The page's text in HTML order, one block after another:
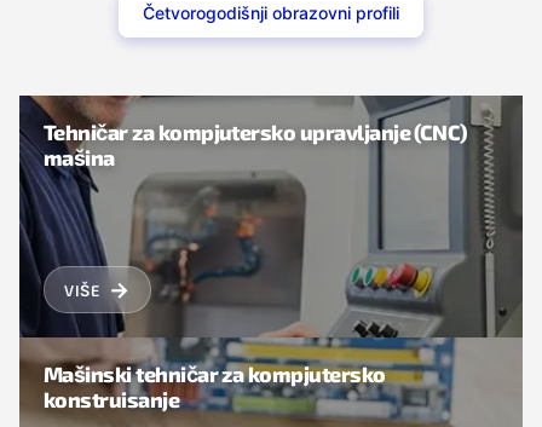
Četvorogodišnji obrazovni profili
Tehničar za kompjutersko upravljanje (CNC)
mašina
VIŠE →
Mašinski tehničar za kompjutersko
konstruisanje